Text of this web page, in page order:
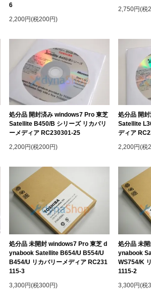
6
2,200円(税200円)
2,750円(税
処分品 開封済み windows7 Pro 東芝
Satellite B450/B シリーズ リカバリ
ーメディア RC230301-25
2,200円(税200円)
処分品 開
Satellite
ディア
2,200円(税
処分品 未開封 windows7 Pro 東芝 d
ynabook Satellite B654/U B554/U
B454/U リカバリーメディア RC231
115-3
3,300円(税300円)
処分品 未
ynabook
WS754/K
1115-2
3,300円(税